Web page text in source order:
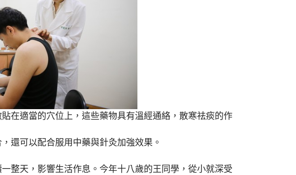
在適當的穴位上，這些藥物具有溫經通絡，散寒祛痰的作
還可以配合服用中藥與針灸加強效果。
天，影響生活作息。今年十八歲的王同學，從小就深受